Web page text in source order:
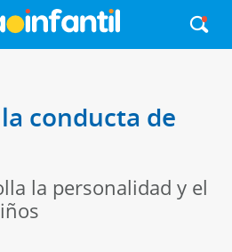
conducta de
la personalidad y el